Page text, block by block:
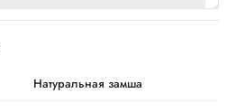
Натуральная замша